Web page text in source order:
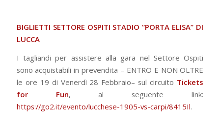
BIGLIETTI SETTORE OSPITI STADIO “PORTA ELISA” DI
LUCCA
I tagliandi per assistere alla gara nel Settore Ospiti
sono acquistabili in prevendita – ENTRO E NON OLTRE
le ore 19 di Venerdì 28 Febbraio– sul circuito Tickets
for Fun, al seguente link:
https://go2.it/evento/lucchese-1905-vs-carpi/8415Il.